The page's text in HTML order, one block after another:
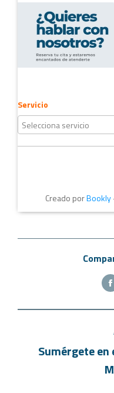
Servicio
Creado porBookly
Sumérgete